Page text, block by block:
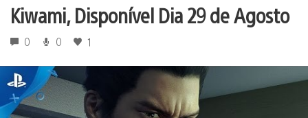
Kiwami, Disponível Dia 29 de Agosto
0 0 1